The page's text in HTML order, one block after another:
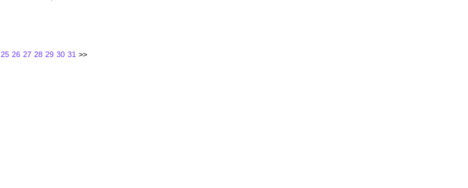
25 26 27 28 29 30 31 >>